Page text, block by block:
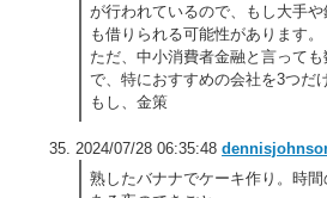
が行われているので、もし大手
も借りられる可能性があります。
ただ、中小消費者金融と言って
で、特におすすめの会社を3つだ
もし、金策
2024/07/28 06:35:48
熟したバナナでケーキ作り。時